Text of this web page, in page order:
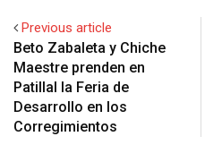
Previous article
Beto Zabaleta y Chiche
Maestre prenden en
Patillal la Feria de
Desarrollo en los
Corregimientos